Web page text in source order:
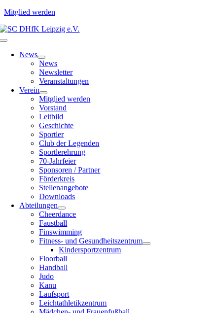
Mitglied werden
Zum
Inhalt
Toggle
NavigationNews
News
Newsletter
Veranstaltungen
Verein
Mitglied werden
Vorstand
Leitbild
Geschichte
Sportler
Club der Legenden
Sportlerehrung
70-Jahrfeier
Sponsoren / Partner
Förderkreis
Stellenangebote
Downloads
Abteilungen
Cheerdance
Faustball
Finswimming
Fitness- und Gesundheitszentrum
Kindersportzentrum
Floorball
Handball
Judo
Kanu
Laufsport
Leichtathletikzentrum